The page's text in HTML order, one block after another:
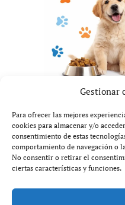
Gestionar
Para ofrecer las mejores
cookies para almacenar y/o
consentimiento de estas
comportamiento de navegación o
No consentir o retirar el
ciertas características y funciones.
BÉISBOL